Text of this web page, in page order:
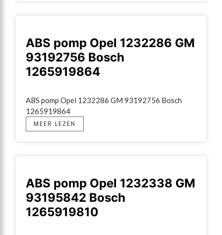
ABS pomp Opel 1232286 GM
93192756 Bosch
1265919864
ABS pomp Opel 1232286 GM 93192756 Bosch
1265919864
MEER LEZEN
ABS pomp Opel 1232338 GM
93195842 Bosch
1265919810